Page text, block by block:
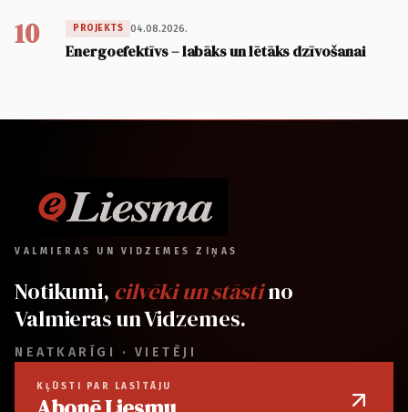
10 PROJEKTS 04.08.2026.
Energoefektīvs – labāks un lētāks dzīvošanai
VALMIERAS UN VIDZEMES ZIŅAS
Notikumi, cilvēki un stāstino
Valmieras un Vidzemes.
NEATKARĪGI · VIETĒJI
KĻŪSTI PAR LASĪTĀJU